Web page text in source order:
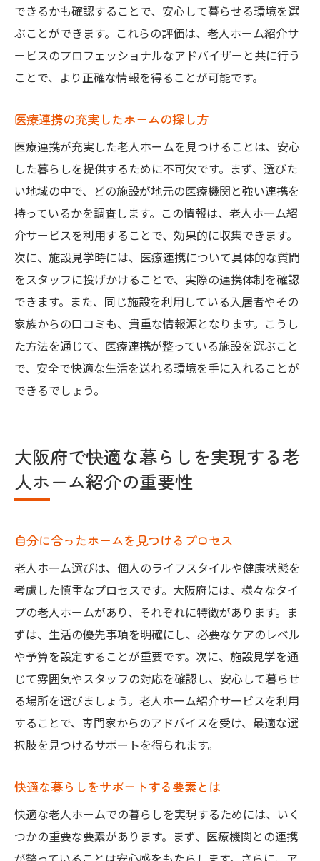
できるかも確認することで、安心して暮らせる環境を選
ぶことができます。これらの評価は、老人ホーム紹介サ
ービスのプロフェッショナルなアドバイザーと共に行う
ことで、より正確な情報を得ることが可能です。
医療連携の充実したホームの探し方
医療連携が充実した老人ホームを見つけることは、安心
した暮らしを提供するために不可欠です。まず、選びた
い地域の中で、どの施設が地元の医療機関と強い連携を
持っているかを調査します。この情報は、老人ホーム紹
介サービスを利用することで、効果的に収集できます。
次に、施設見学時には、医療連携について具体的な質問
をスタッフに投げかけることで、実際の連携体制を確認
できます。また、同じ施設を利用している入居者やその
家族からの口コミも、貴重な情報源となります。こうし
た方法を通じて、医療連携が整っている施設を選ぶこと
で、安全で快適な生活を送れる環境を手に入れることが
できるでしょう。
大阪府で快適な暮らしを実現する老
人ホーム紹介の重要性
自分に合ったホームを見つけるプロセス
老人ホーム選びは、個人のライフスタイルや健康状態を
考慮した慎重なプロセスです。大阪府には、様々なタイ
プの老人ホームがあり、それぞれに特徴があります。ま
ずは、生活の優先事項を明確にし、必要なケアのレベル
や予算を設定することが重要です。次に、施設見学を通
じて雰囲気やスタッフの対応を確認し、安心して暮らせ
る場所を選びましょう。老人ホーム紹介サービスを利用
することで、専門家からのアドバイスを受け、最適な選
択肢を見つけるサポートを得られます。
快適な暮らしをサポートする要素とは
快適な老人ホームでの暮らしを実現するためには、いく
つかの重要な要素があります。まず、医療機関との連携